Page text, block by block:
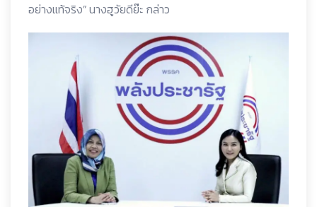
อย่างแท้จริง” นางฮูวัยดีย๊ะ กล่าว